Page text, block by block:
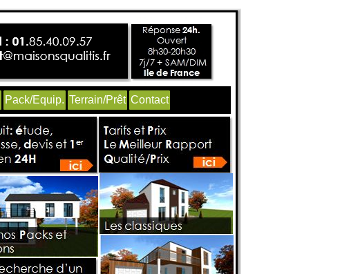
Pack/Equip. Terrain/Prêt Contact